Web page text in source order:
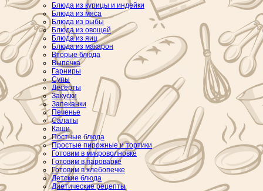
Блюда из курицы и индейки
Блюда из мяса
Блюда из рыбы
Блюда из овощей
Блюда из яиц
Блюда из макарон
Вторые блюда
Выпечка
Гарниры
Супы
Десерты
Закуски
Запеканки
Печенье
Салаты
Каши
Постные блюда
Простые пирожные и тортики
Готовим в микроволновке
Готовим в пароварке
Готовим в хлебопечке
Детские блюда
Диетические рецепты